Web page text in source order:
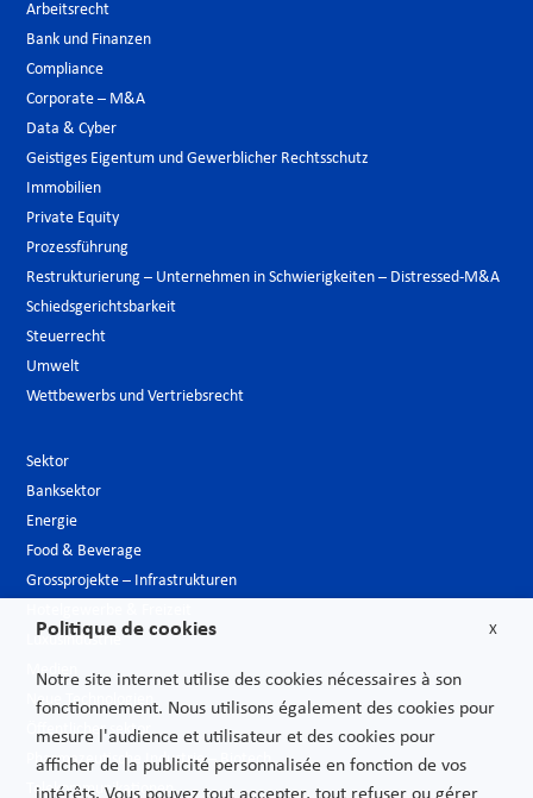
Arbeitsrecht
Bank und Finanzen
Compliance
Corporate – M&A
Data & Cyber
Geistiges Eigentum und Gewerblicher Rechtsschutz
Immobilien
Private Equity
Prozessführung
Restrukturierung – Unternehmen in Schwierigkeiten – Distressed-M&A
Schiedsgerichtsbarkeit
Steuerrecht
Umwelt
Wettbewerbs und Vertriebsrecht
Sektor
Banksektor
Energie
Food & Beverage
Grossprojekte – Infrastrukturen
Luxusindustrie
Medien
Neue Technologien
Öffentlicher sektor
Pharmazeutische Industrie – Biotech
Telekommunikationen
X
Politique de cookies
Notre site internet utilise des cookies nécessaires à son
fonctionnement. Nous utilisons également des cookies pour
mesure l'audience et utilisateur et des cookies pour
afficher de la publicité personnalisée en fonction de vos